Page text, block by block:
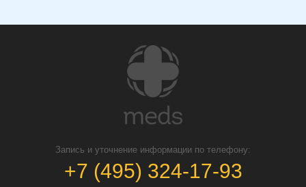
Запись и уточнение информации по телефону:
+7 (495) 324-17-93